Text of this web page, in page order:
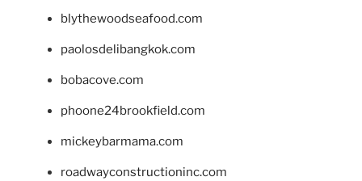
blythewoodseafood.com
paolosdelibangkok.com
bobacove.com
phoone24brookfield.com
mickeybarmama.com
roadwayconstructioninc.com